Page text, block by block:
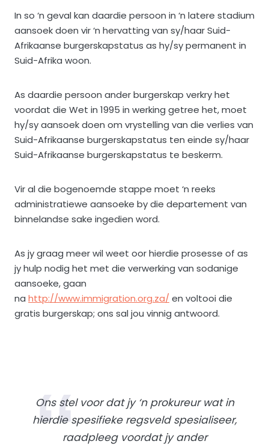
In so ‘n geval kan daardie persoon in ‘n latere stadium
aansoek doen vir ‘n hervatting van sy/haar Suid-
Afrikaanse burgerskapstatus as hy/sy permanent in
Suid-Afrika woon.
As daardie persoon ander burgerskap verkry het
voordat die Wet in 1995 in werking getree het, moet
hy/sy aansoek doen om vrystelling van die verlies van
Suid-Afrikaanse burgerskapstatus ten einde sy/haar
Suid-Afrikaanse burgerskapstatus te beskerm.
Vir al die bogenoemde stappe moet ‘n reeks
administratiewe aansoeke by die departement van
binnelandse sake ingedien word.
As jy graag meer wil weet oor hierdie prosesse of as
jy hulp nodig het met die verwerking van sodanige
aansoeke, gaan
na http://www.immigration.org.za/ en voltooi die
gratis burgerskap; ons sal jou vinnig antwoord.
Ons stel voor dat jy ‘n prokureur wat in
hierdie spesifieke regsveld spesialiseer,
raadpleeg voordat jy ander